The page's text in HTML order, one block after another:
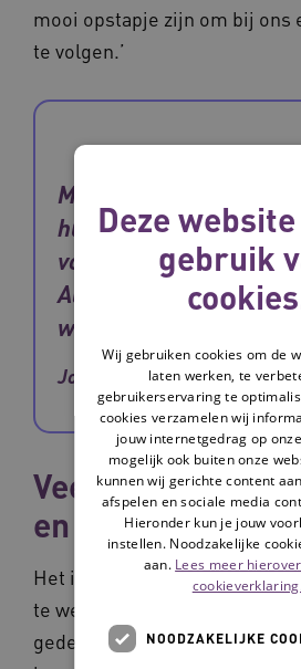
mooi opstapje zijn om bij ons
te volgen.’
Mijn eerdere
huiskamer gaf mij
voldoening. Dat heb ik
Als ik de bewoners zie
weet ik: hier doe ik het
Joke, de eerste
Veel vragen over
en
Het idee om met vrijwilligers
te werken, werd intern
gedeeld met de afdeling
Deze
gebruik
Wij gebruiken cookies om de
laten werken, te
gebruikerservaring te
cookies verzamelen wij
jouw internetgedrag op
mogelijk ook buiten onze
kunnen wij gerichte content
afspelen en sociale media
Hieronder kun je jouw
instellen. Noodzakelijke
aan. Lees meer
NOODZAKELIJKE